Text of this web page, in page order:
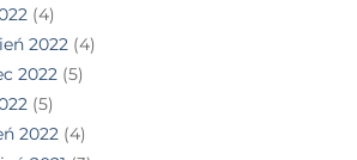
(4)
2022(4)
2022(5)
(5)
2022(4)